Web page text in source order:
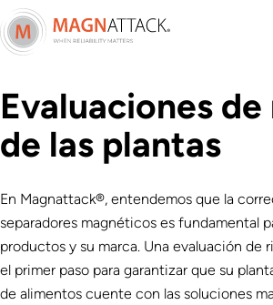
Evaluaciones
de las plantas
En Magnattack®, entendemos que la
separadores magnéticos es fundamental
productos y su marca. Una evaluación de
el primer paso para garantizar que su
de alimentos cuente con las soluciones